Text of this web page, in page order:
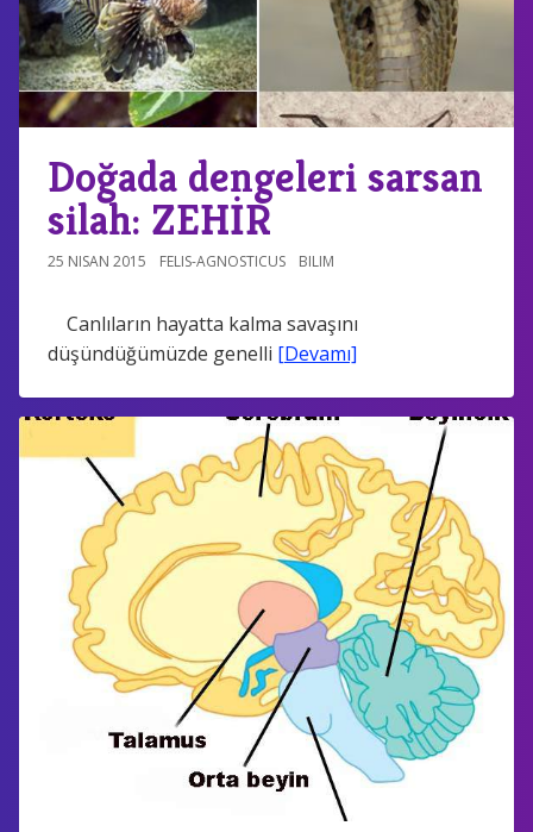
Doğada dengeleri sarsan
silah: ZEHİR
25 NISAN 2015 FELIS-AGNOSTICUS BILIM
Canlıların hayatta kalma savaşını
düşündüğümüzde genelli [Devamı]